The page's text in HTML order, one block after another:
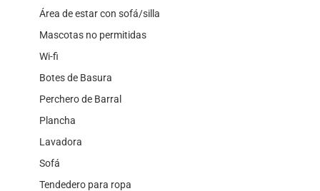
Área de estar con sofá/silla
Mascotas no permitidas
Wi-fi
Botes de Basura
Perchero de Barral
Plancha
Lavadora
Sofá
Tendedero para ropa